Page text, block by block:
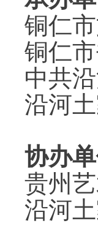
铜仁
铜仁
中共
沿河
协办单
贵州
沿河